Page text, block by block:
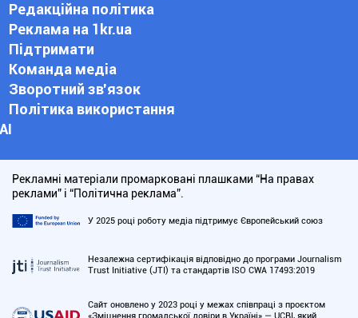
Редакційна політика
Реклама на 1kr.ua
Підтримати
Команда медіа
Зворотний зв'язок
Політика використання
АІ
Рекламні матеріали промарковані плашками “На правах
реклами” і “Політична реклама”.
У 2025 році роботу медіа підтримує Європейський союз
Незалежна сертифікація відповідно до програми Journalism
Trust Initiative (JTI) та стандартів ISO CWA 17493:2019
Сайт оновлено у 2023 році у межах співпраці з проєктом